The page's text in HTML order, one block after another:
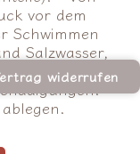
vor dem
Schwimmen
Salzwasser,
vermeiden. •
•
widerrufen